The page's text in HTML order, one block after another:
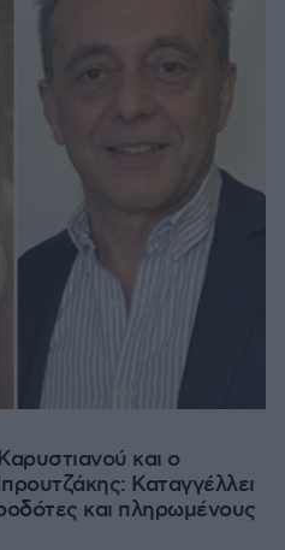
και ο
Καταγγέλλει
και πληρωμένους